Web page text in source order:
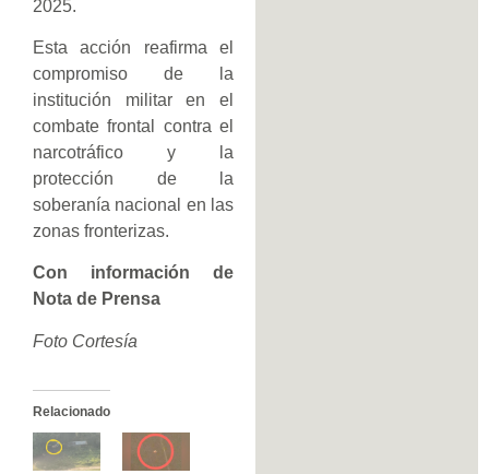
2025.
Esta acción reafirma el
compromiso de la
institución militar en el
combate frontal contra el
narcotráfico y la
protección de la
soberanía nacional en las
zonas fronterizas.
Con información de
Nota de Prensa
Foto Cortesía
Relacionado